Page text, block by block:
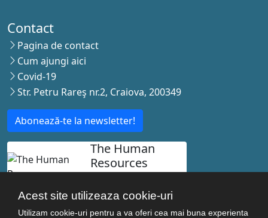
Acest site utilizeaza cookie-uri
Utilizam cookie-uri pentru a va oferi cea mai buna experienta
Contact
Pagina de contact
Cum ajungi aici
Covid-19
Str. Petru Rareş nr.2, Craiova, 200349
Abonează-te la newsletter!
The Human
Resources
Strategy for
Researchers